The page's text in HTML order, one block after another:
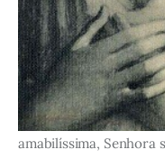
amabilíssima, Senhora